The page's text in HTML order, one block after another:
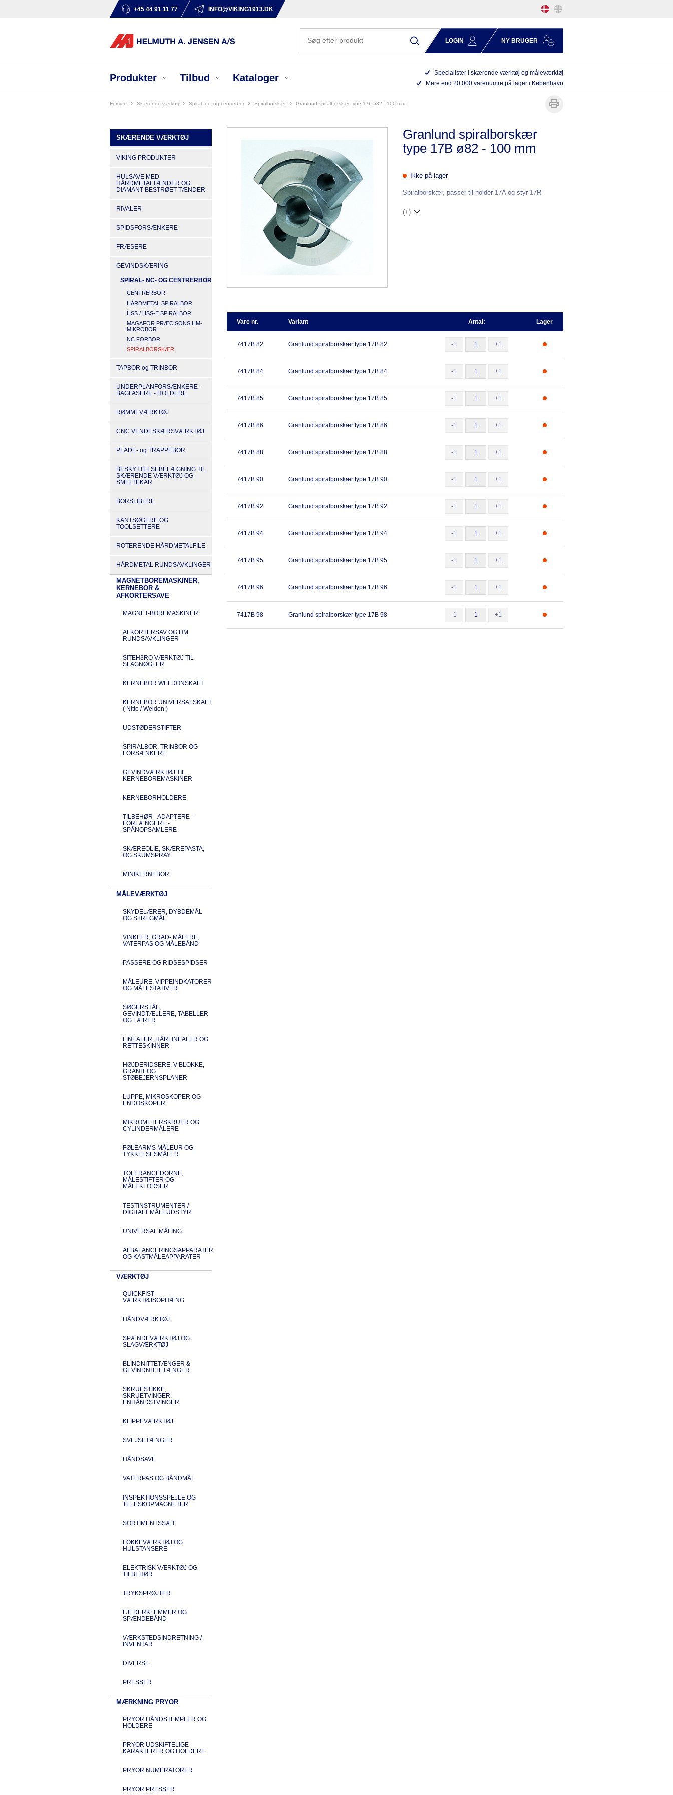
+45 44 91 11 77 INFO@VIKING1913.DK
LOGIN NY BRUGER
Produkter Tilbud Kataloger
Specialister i skærende værktøj og måleværktøj
Mere end 20.000 varenumre på lager i København
Forside skærende værktøj spiral- nc- og centrerbor spiralborskær granlund spiralborskær type 17b ø82 - 100 mm
SKÆRENDE VÆRKTØJ
VIKING PRODUKTER
HULSAVE MED
HÅRDMETALTÆNDER OG
DIAMANT BESTRØET TÆNDER
RIVALER
SPIDSFORSÆNKERE
FRÆSERE
GEVINDSKÆRING
SPIRAL- NC- OG CENTRERBOR
CENTRERBOR
HÅRDMETAL SPIRALBOR
HSS / HSS-E SPIRALBOR
MAGAFOR PRÆCISONS HM-
MIKROBOR
NC FORBOR
SPIRALBORSKÆR
TAPBOR og TRINBOR
UNDERPLANFORSÆNKERE -
BAGFASERE - HOLDERE
RØMMEVÆRKTØJ
CNC VENDESKÆRSVÆRKTØJ
PLADE- og TRAPPEBOR
BESKYTTELSEBELÆGNING TIL
SKÆRENDE VÆRKTØJ OG
SMELTEKAR
BORSLIBERE
KANTSØGERE OG
TOOLSETTERE
ROTERENDE HÅRDMETALFILE
HÅRDMETAL RUNDSAVKLINGER
MAGNETBOREMASKINER,
KERNEBOR &
AFKORTERSAVE
MAGNET-BOREMASKINER
AFKORTERSAV OG HM
RUNDSAVKLINGER
SITEH3RO VÆRKTØJ TIL
SLAGNØGLER
KERNEBOR WELDONSKAFT
KERNEBOR UNIVERSALSKAFT
( Nitto / Weldon )
UDSTØDERSTIFTER
SPIRALBOR, TRINBOR OG
FORSÆNKERE
GEVINDVÆRKTØJ TIL
KERNEBOREMASKINER
KERNEBORHOLDERE
TILBEHØR - ADAPTERE -
FORLÆNGERE -
SPÅNOPSAMLERE
SKÆREOLIE, SKÆREPASTA,
OG SKUMSPRAY
MINIKERNEBOR
MÅLEVÆRKTØJ
SKYDELÆRER, DYBDEMÅL
OG STREGMÅL
VINKLER, GRAD- MÅLERE,
VATERPAS OG MÅLEBÅND
PASSERE OG RIDSESPIDSER
MÅLEURE, VIPPEINDKATORER
OG MÅLESTATIVER
SØGERSTÅL,
GEVINDTÆLLERE, TABELLER
OG LÆRER
LINEALER, HÅRLINEALER OG
RETTESKINNER
HØJDERIDSERE, V-BLOKKE,
GRANIT OG
STØBEJERNSPLANER
LUPPE, MIKROSKOPER OG
ENDOSKOPER
MIKROMETERSKRUER OG
CYLINDERMÅLERE
FØLEARMS MÅLEUR OG
TYKKELSESMÅLER
TOLERANCEDORNE,
MÅLESTIFTER OG
MÅLEKLODSER
TESTINSTRUMENTER /
DIGITALT MÅLEUDSTYR
UNIVERSAL MÅLING
AFBALANCERINGSAPPARATER
OG KASTMÅLEAPPARATER
VÆRKTØJ
QUICKFIST
VÆRKTØJSOPHÆNG
HÅNDVÆRKTØJ
SPÆNDEVÆRKTØJ OG
SLAGVÆRKTØJ
BLINDNITTETÆNGER &
GEVINDNITTETÆNGER
SKRUESTIKKE,
SKRUETVINGER,
ENHÅNDSTVINGER
KLIPPEVÆRKTØJ
SVEJSETÆNGER
HÅNDSAVE
VATERPAS OG BÅNDMÅL
INSPEKTIONSSPEJLE OG
TELESKOPMAGNETER
SORTIMENTSSÆT
LOKKEVÆRKTØJ OG
HULSTANSERE
ELEKTRISK VÆRKTØJ OG
TILBEHØR
TRYKSPRØJTER
FJEDERKLEMMER OG
SPÆNDEBÅND
VÆRKSTEDSINDRETNING /
INVENTAR
DIVERSE
PRESSER
MÆRKNING PRYOR
PRYOR HÅNDSTEMPLER OG
HOLDERE
PRYOR UDSKIFTELIGE
KARAKTERER OG HOLDERE
PRYOR NUMERATORER
PRYOR PRESSER
Granlund spiralborskær
type 17B ø82 - 100 mm
Ikke på lager
Spiralborskær, passer til holder 17A og styr 17R
(+)
Vare nr. Variant Antal: Lager
7417B 82 Granlund spiralborskær type 17B 82 -1 +1
7417B 84 Granlund spiralborskær type 17B 84 -1 +1
7417B 85 Granlund spiralborskær type 17B 85 -1 +1
7417B 86 Granlund spiralborskær type 17B 86 -1 +1
7417B 88 Granlund spiralborskær type 17B 88 -1 +1
7417B 90 Granlund spiralborskær type 17B 90 -1 +1
7417B 92 Granlund spiralborskær type 17B 92 -1 +1
7417B 94 Granlund spiralborskær type 17B 94 -1 +1
7417B 95 Granlund spiralborskær type 17B 95 -1 +1
7417B 96 Granlund spiralborskær type 17B 96 -1 +1
7417B 98 Granlund spiralborskær type 17B 98 -1 +1